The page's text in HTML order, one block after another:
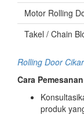
Motor Rolling
Takel / Chain
Rolling Door
Cara
produk